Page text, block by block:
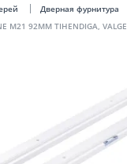
Дверная фурнитура
M21 92MM TIHENDIGA,